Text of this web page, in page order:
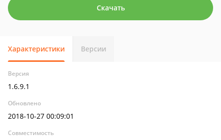
Скачать
Характеристики Версии
Версия
1.6.9.1
Обновлено
2018-10-27 00:09:01
Совместимость